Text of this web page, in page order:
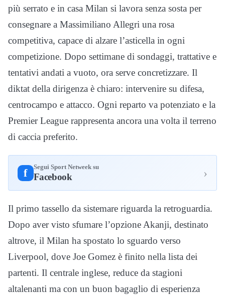
più serrato e in casa Milan si lavora senza sosta per
consegnare a Massimiliano Allegri una rosa
competitiva, capace di alzare l’asticella in ogni
competizione. Dopo settimane di sondaggi, trattative e
tentativi andati a vuoto, ora serve concretizzare. Il
diktat della dirigenza è chiaro: intervenire su difesa,
centrocampo e attacco. Ogni reparto va potenziato e la
Premier League rappresenta ancora una volta il terreno
di caccia preferito.
f Segui Sport Netweek su
Facebook ›
Il primo tassello da sistemare riguarda la retroguardia.
Dopo aver visto sfumare l’opzione Akanji, destinato
altrove, il Milan ha spostato lo sguardo verso
Liverpool, dove Joe Gomez è finito nella lista dei
partenti. Il centrale inglese, reduce da stagioni
altalenanti ma con un buon bagaglio di esperienza